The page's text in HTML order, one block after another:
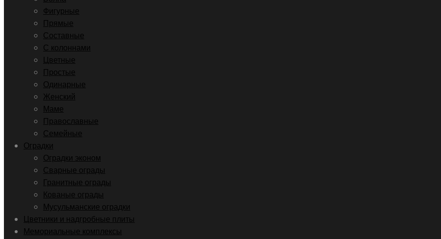
Фигурные
Прямые
Составные
С колоннами
Цветные
Простые
Одинарные
Женский
Маме
Православные
Семейные
Оградки
Оградки эконом
Сварные ограды
Гранитные ограды
Кованые ограды
Мусульманские оградки
Цветники и надгробные плиты
Мемориальные комплексы